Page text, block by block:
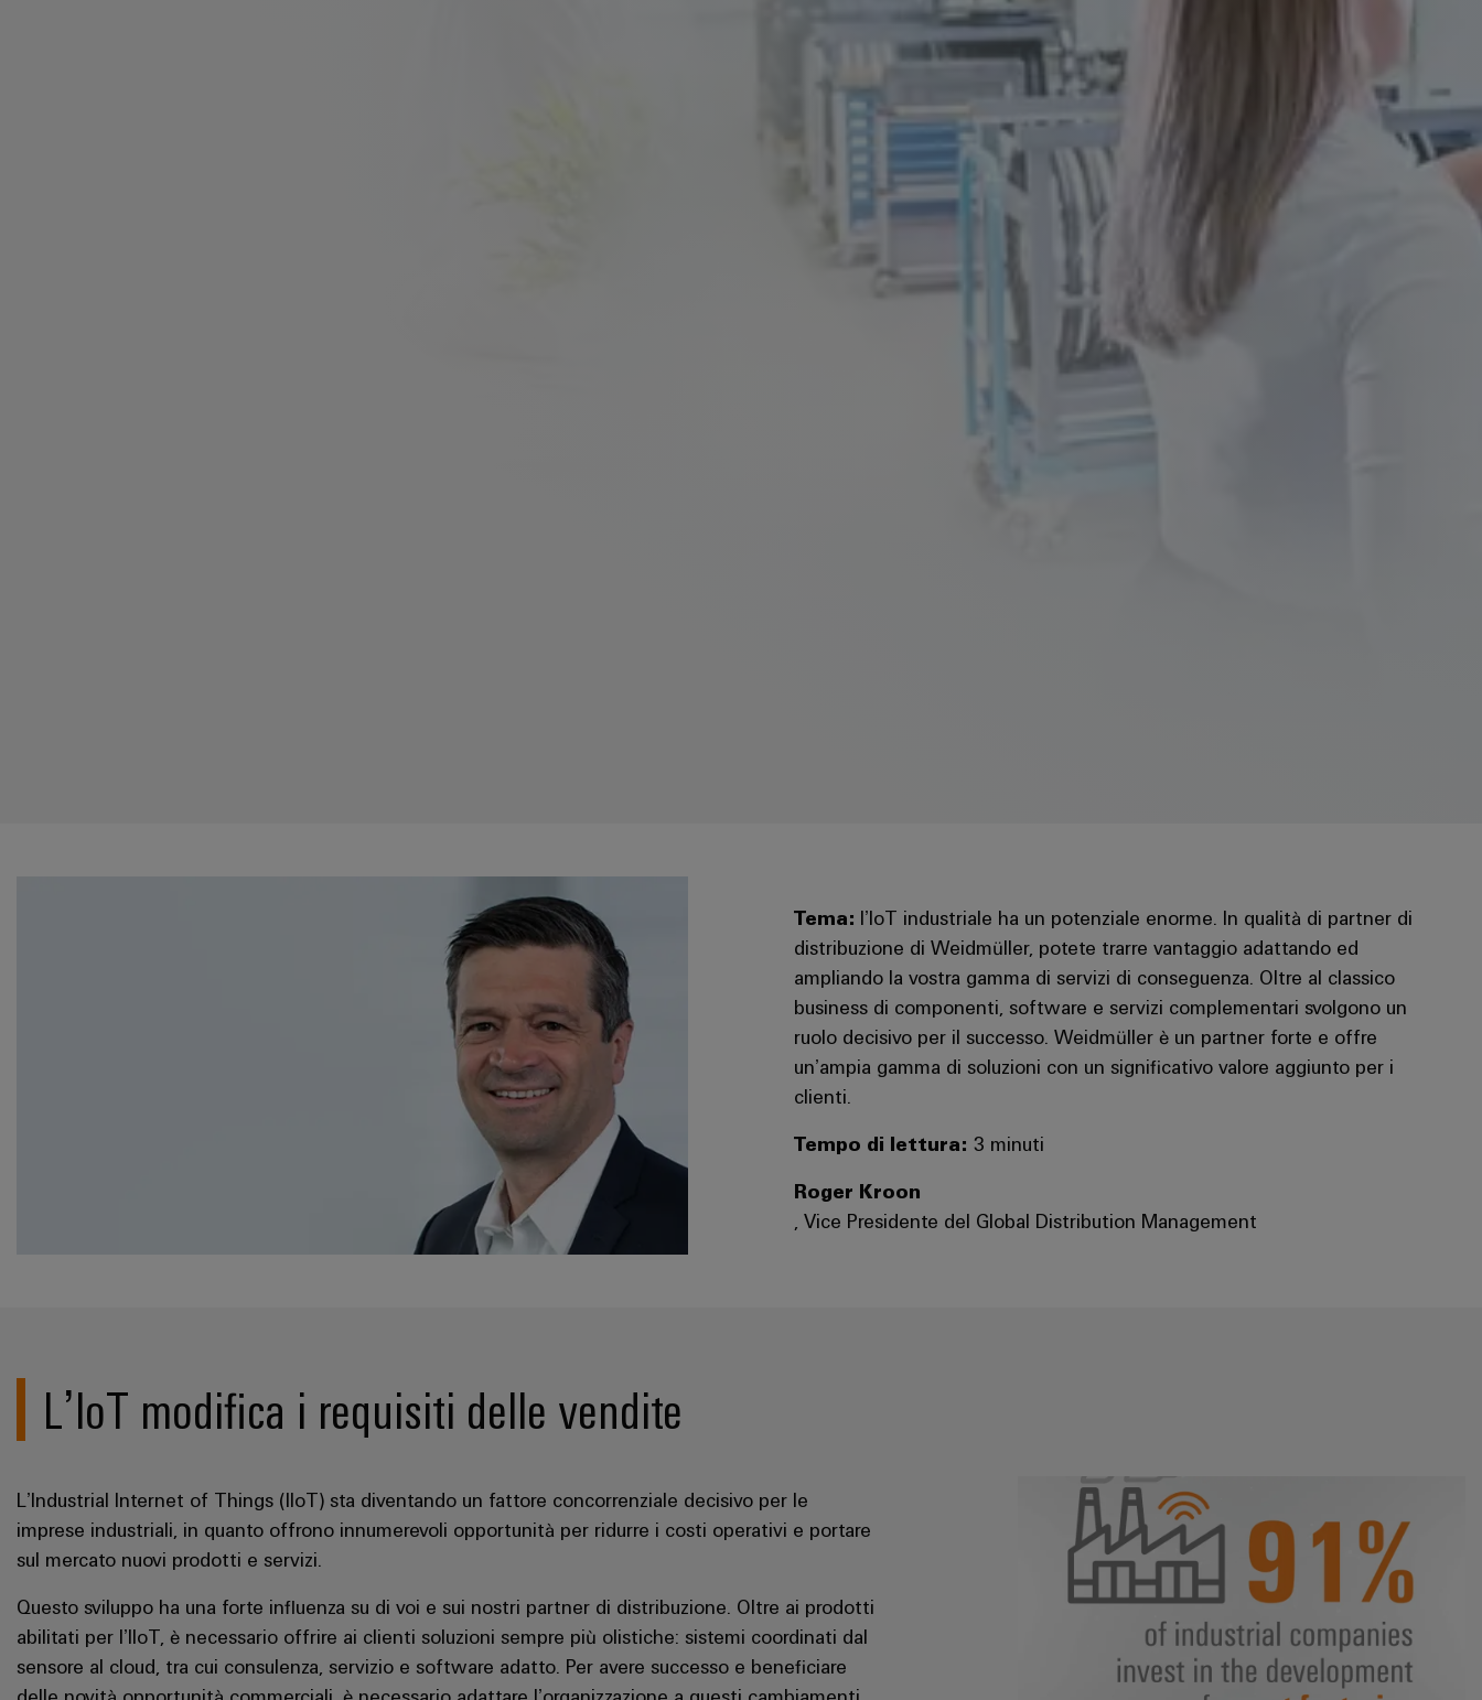
Tema: l’IoT industriale ha un potenziale enorme. In qualità di partner di
distribuzione di Weidmüller, potete trarre vantaggio adattando ed
ampliando la vostra gamma di servizi di conseguenza. Oltre al classico
business di componenti, software e servizi complementari svolgono un
ruolo decisivo per il successo. Weidmüller è un partner forte e offre
un’ampia gamma di soluzioni con un significativo valore aggiunto per i
clienti.
Tempo di lettura: 3 minuti
Roger Kroon
, Vice Presidente del Global Distribution Management
L’IoT modifica i requisiti delle vendite
L’Industrial Internet of Things (IIoT) sta diventando un fattore concorrenziale decisivo per le
imprese industriali, in quanto offrono innumerevoli opportunità per ridurre i costi operativi e portare
sul mercato nuovi prodotti e servizi.
Questo sviluppo ha una forte influenza su di voi e sui nostri partner di distribuzione. Oltre ai prodotti
abilitati per l’IIoT, è necessario offrire ai clienti soluzioni sempre più olistiche: sistemi coordinati dal
sensore al cloud, tra cui consulenza, servizio e software adatto. Per avere successo e beneficiare